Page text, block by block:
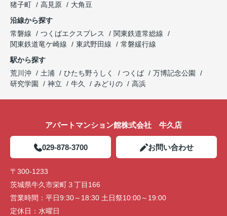
猪子町
高見原
大角豆
沿線から探す
常磐線
つくばエクスプレス
関東鉄道常総線
関東鉄道竜ケ崎線
東武野田線
常磐緩行線
駅から探す
荒川沖
土浦 ひたち野うしく つくば
万博記念公園
研究学園
神立 牛久 みどりの 高浜
アパートマンション館株式会社 牛久店
029-878-3700 お問い合わせ
〒300-1233
茨城県牛久市栄町３丁目166
営業時間： 平日9:30～18:30 土日祭10:00～19:00
定休日： 水曜日